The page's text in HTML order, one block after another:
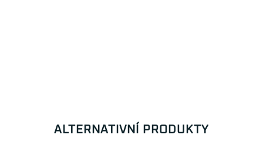
ALTERNATIVNÍ PRODUKTY